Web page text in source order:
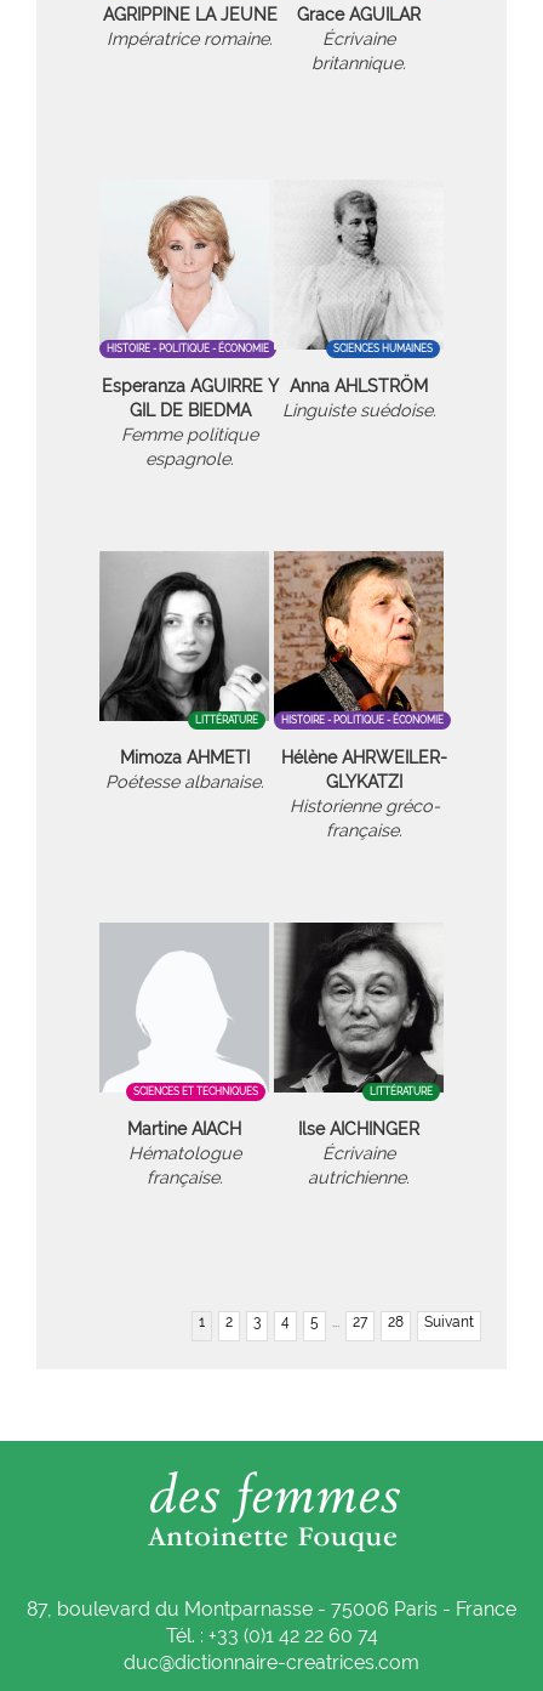
AGRIPPINE LA JEUNE
Impératrice romaine.
Grace AGUILAR
Écrivaine
britannique.
HISTOIRE - POLITIQUE - ÉCONOMIE
Esperanza AGUIRRE Y
GIL DE BIEDMA
Femme politique
espagnole.
SCIENCES HUMAINES
Anna AHLSTRÖM
Linguiste suédoise.
LITTÉRATURE
Mimoza AHMETI
Poétesse albanaise.
HISTOIRE - POLITIQUE - ÉCONOMIE
Hélène AHRWEILER-
GLYKATZI
Historienne gréco-
française.
SCIENCES ET TECHNIQUES
Martine AIACH
Hématologue
française.
LITTÉRATURE
Ilse AICHINGER
Écrivaine
autrichienne.
1 2 3 4 5 ... 27 28 Suivant
87, boulevard du Montparnasse - 75006 Paris - France
Tél. : +33 (0)1 42 22 60 74
duc@dictionnaire-creatrices.com